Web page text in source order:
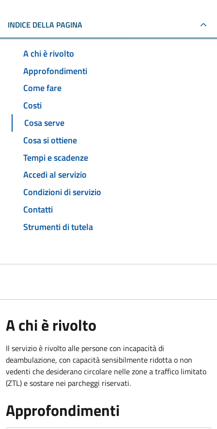
INDICE DELLA PAGINA
A chi è rivolto
Approfondimenti
Come fare
Costi
Cosa serve
Cosa si ottiene
Tempi e scadenze
Accedi al servizio
Condizioni di servizio
Contatti
Strumenti di tutela
A chi è rivolto
Il servizio è rivolto alle persone con incapacità di
deambulazione, con capacità sensibilmente ridotta o non
vedenti che desiderano circolare nelle zone a traffico limitato
(ZTL) e sostare nei parcheggi riservati.
Approfondimenti